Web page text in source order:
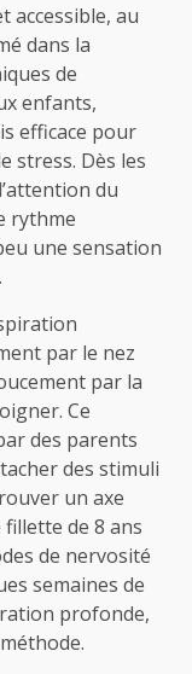
accessible, au
dans la
de
enfants,
efficace pour
stress. Dès les
du
rythme
une sensation
par le nez
par la
Ce
des parents
des stimuli
un axe
de 8 ans
de nervosité
semaines de
profonde,